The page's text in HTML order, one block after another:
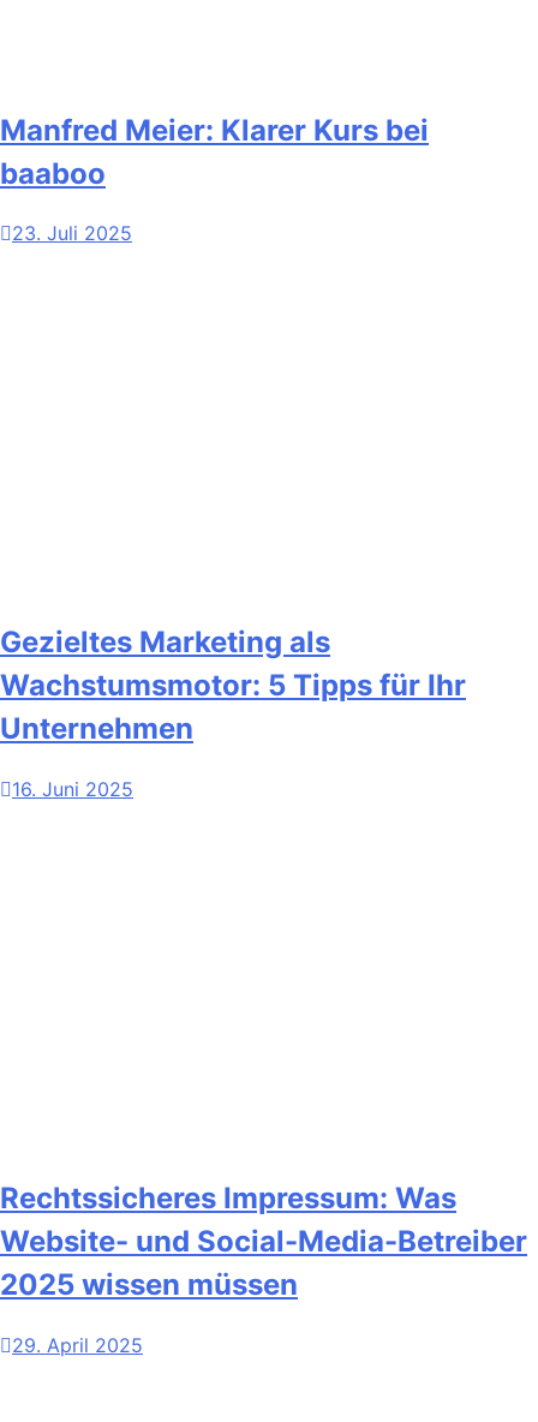
Manfred Meier: Klarer Kurs bei
baaboo
23. Juli 2025
Gezieltes Marketing als
Wachstumsmotor: 5 Tipps für Ihr
Unternehmen
16. Juni 2025
Rechtssicheres Impressum: Was
Website- und Social-Media-Betreiber
2025 wissen müssen
29. April 2025